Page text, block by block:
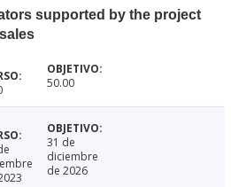
supported by the project
50.00
31 de
diciembre
de 2026